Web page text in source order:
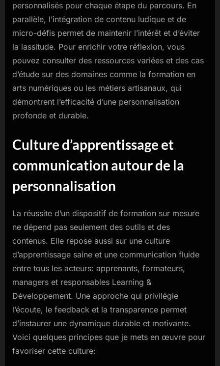
personnalisés pour chaque étape du parcours. En
parallèle, l’intégration de contenu ludique et de
micro-défis permet de maintenir l’intérêt et d’éviter
la lassitude. Pour enrichir votre réflexion, vous
pouvez consulter des ressources variées et des cas
d’étude sur des domaines comme la formation en
arts numériques ou les métiers artisanaux, qui
démontrent l’efficacité d’une personnalisation
profonde et durable.
Culture d’apprentissage et
communication autour de la
personnalisation
La réussite d’un dispositif de formation sur mesure
ne dépend pas seulement des outils et des
contenus. Elle repose aussi sur une culture
d’apprentissage saine et une communication fluide
entre tous les acteurs: apprenants, formateurs,
managers et responsables Learning &
Développement. Une approche qui privilégie
l’écoute, le feedback et la transparence permet
d’instaurer une dynamique durable et motivante.
Voici quelques principes que je mets en œuvre pour
favoriser cette culture: